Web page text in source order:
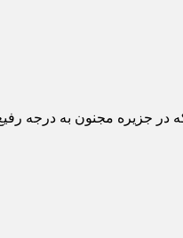
جزیره مجنون به درجه رفیع